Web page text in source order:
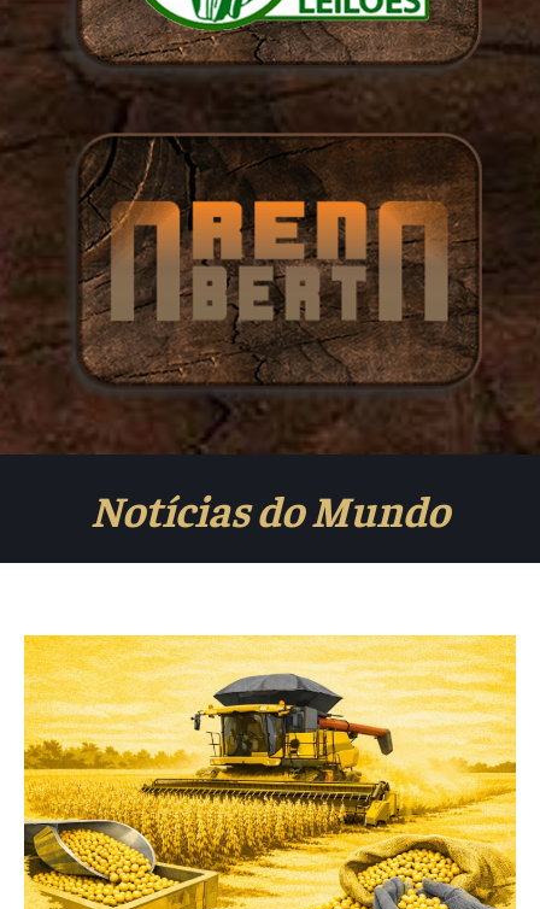
Notícias do Mundo